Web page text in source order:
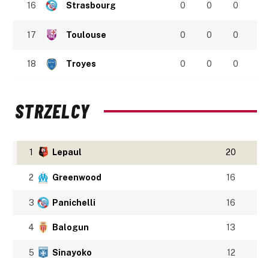
16 Strasbourg 0 0 0
17 Toulouse 0 0 0
18 Troyes 0 0 0
STRZELCY
1 Lepaul 20
2 Greenwood 16
3 Panichelli 16
4 Balogun 13
5 Sinayoko 12